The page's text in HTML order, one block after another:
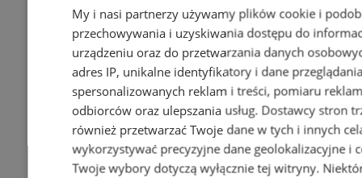
My i nasi partnerzy używamy plików cookie i
przechowywania i uzyskiwania dostępu do
urządzeniu oraz do przetwarzania danych
adres IP, unikalne identyfikatory i dane
spersonalizowanych reklam i treści, pomiaru
odbiorców oraz ulepszania usług. Dostawcy stron
również przetwarzać Twoje dane w tych i innych
wykorzystywać precyzyjne dane geolokalizacyjne i
Twoje wybory dotyczą wyłącznie tej witryny.